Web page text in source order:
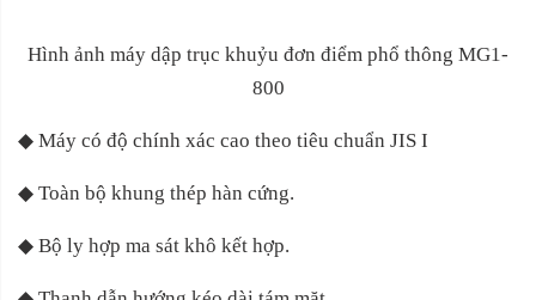
Hình ảnh máy dập trục khuỷu đơn điểm phổ thông MG1-
800
◆ Máy có độ chính xác cao theo tiêu chuẩn JIS I
◆ Toàn bộ khung thép hàn cứng.
◆ Bộ ly hợp ma sát khô kết hợp.